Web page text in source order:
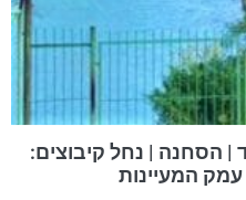
| הסחנה | נחל קיבוצים:
עמק המעיינות